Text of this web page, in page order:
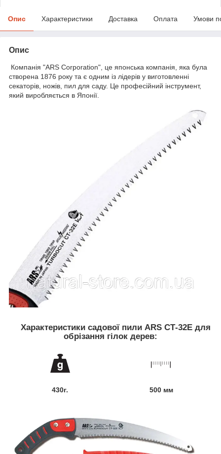
Опис Характеристики Доставка Оплата Умови
Опис
Компанія "ARS Corporation", це японська компанія, яка була
створена 1876 року та є одним із лідерів у виготовленні
секаторів, ножів, пил для саду. Це професійний інструмент,
який виробляється в Японії.
Характеристики садової пили ARS СТ-32E для
обрізання гілок дерев:
430г. 500 мм